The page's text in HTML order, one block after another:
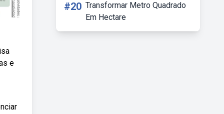
e
#20 Transformar Metro Quadrado
Em Hectare